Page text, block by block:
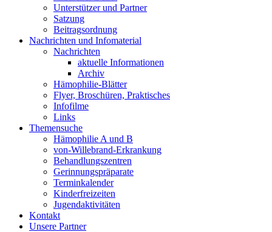
Unterstützer und Partner
Satzung
Beitragsordnung
Nachrichten und Infomaterial
Nachrichten
aktuelle Informationen
Archiv
Hämophilie-Blätter
Flyer, Broschüren, Praktisches
Infofilme
Links
Themensuche
Hämophilie A und B
von-Willebrand-Erkrankung
Behandlungszentren
Gerinnungspräparate
Terminkalender
Kinderfreizeiten
Jugendaktivitäten
Kontakt
Unsere Partner